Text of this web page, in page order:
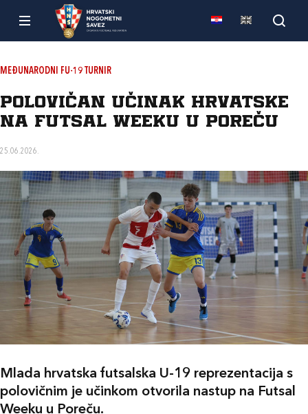
MEĐUNARODNI FU-19 TURNIR
Polovičan učinak Hrvatske
na Futsal Weeku u Poreču
25.06.2026.
Mlada hrvatska futsalska U-19 reprezentacija s
polovičnim je učinkom otvorila nastup na Futsal
Weeku u Poreču.